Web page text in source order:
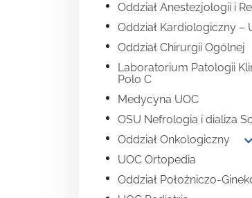
Oddział Anestezjologii i
Oddział Kardiologiczny –
Oddział Chirurgii Ogólnej
Laboratorium Patologii
Polo C
Medycyna UOC
OSU Nefrologia i dializa
Oddział Onkologiczny
expand_more
UOC Ortopedia
Oddział Położniczo-